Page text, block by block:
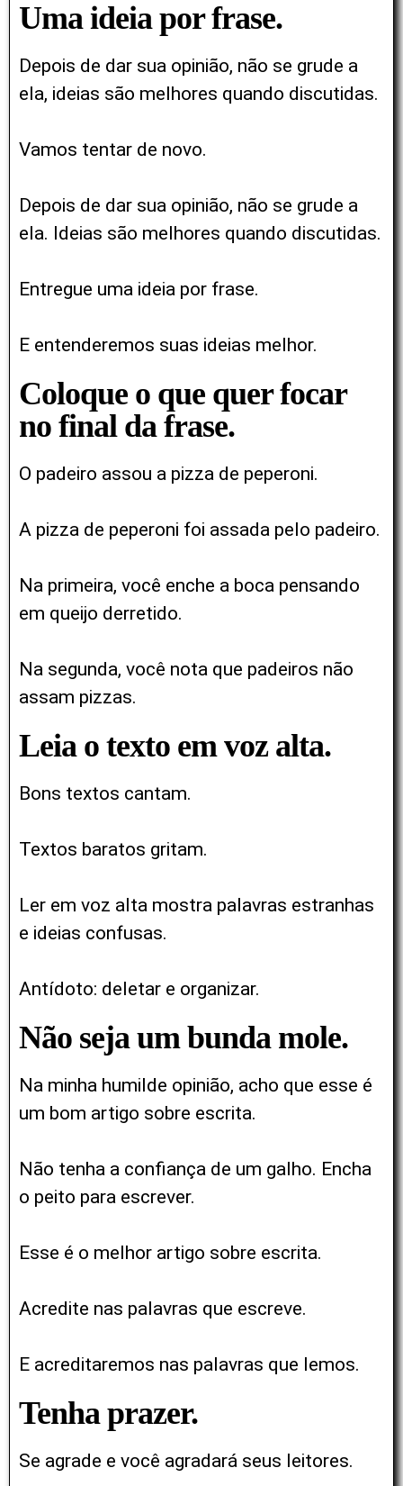
Uma ideia por frase.
Depois de dar sua opinião, não se grude a
ela, ideias são melhores quando discutidas.
Vamos tentar de novo.
Depois de dar sua opinião, não se grude a
ela. Ideias são melhores quando discutidas.
Entregue uma ideia por frase.
E entenderemos suas ideias melhor.
Coloque o que quer focar
no final da frase.
O padeiro assou a pizza de peperoni.
A pizza de peperoni foi assada pelo padeiro.
Na primeira, você enche a boca pensando
em queijo derretido.
Na segunda, você nota que padeiros não
assam pizzas.
Leia o texto em voz alta.
Bons textos cantam.
Textos baratos gritam.
Ler em voz alta mostra palavras estranhas
e ideias confusas.
Antídoto: deletar e organizar.
Não seja um bunda mole.
Na minha humilde opinião, acho que esse é
um bom artigo sobre escrita.
Não tenha a confiança de um galho. Encha
o peito para escrever.
Esse é o melhor artigo sobre escrita.
Acredite nas palavras que escreve.
E acreditaremos nas palavras que lemos.
Tenha prazer.
Se agrade e você agradará seus leitores.